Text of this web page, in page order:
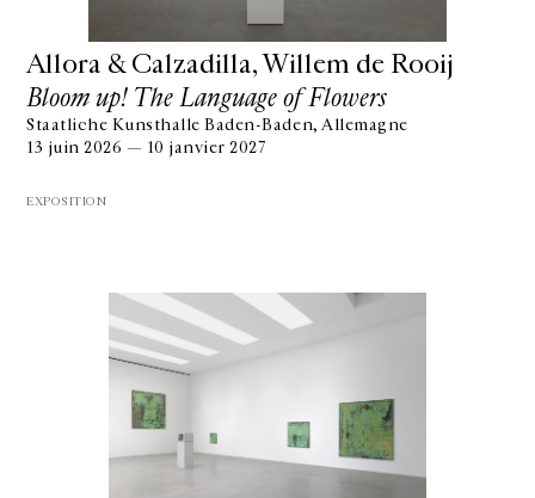
Allora & Calzadilla, Willem de Rooij
Bloom up! The Language of Flowers
Staatliche Kunsthalle Baden-Baden, Allemagne
13 juin 2026 — 10 janvier 2027
EXPOSITION